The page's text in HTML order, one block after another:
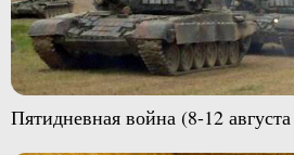
Пятидневная война (8-12